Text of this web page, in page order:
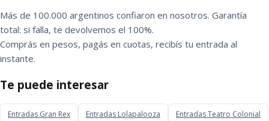
Más de 100.000 argentinos confiaron en nosotros. Garantía
total: si falla, te devolvemos el 100%.
Comprás en pesos, pagás en cuotas, recibís tu entrada al
instante.
Te puede interesar
Entradas Gran Rex Entradas Lolapalooza Entradas Teatro Colonial